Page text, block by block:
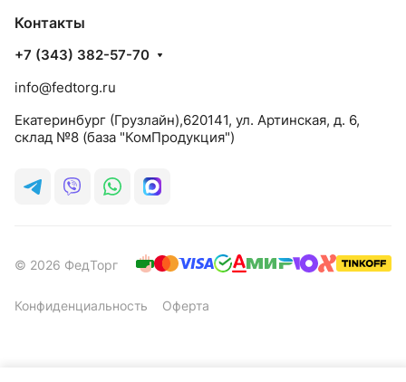
Контакты
+7 (343) 382-57-70
info@fedtorg.ru
Екатеринбург (Грузлайн),620141, ул. Артинская, д. 6,
склад №8 (база "КомПродукция")
© 2026 ФедТорг
Конфиденциальность Оферта